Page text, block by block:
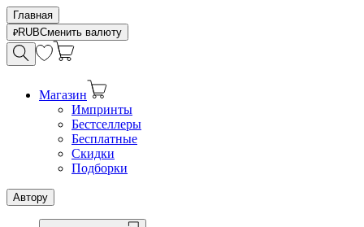
Главная
RUBСменить валюту
Магазин
Импринты
Бестселлеры
Бесплатные
Скидки
Подборки
Автору